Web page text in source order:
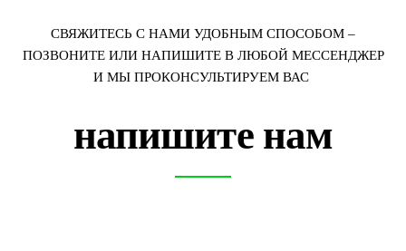
СВЯЖИТЕСЬ С НАМИ УДОБНЫМ СПОСОБОМ –
ПОЗВОНИТЕ ИЛИ НАПИШИТЕ В ЛЮБОЙ МЕССЕНДЖЕР
И МЫ ПРОКОНСУЛЬТИРУЕМ ВАС
напишите нам